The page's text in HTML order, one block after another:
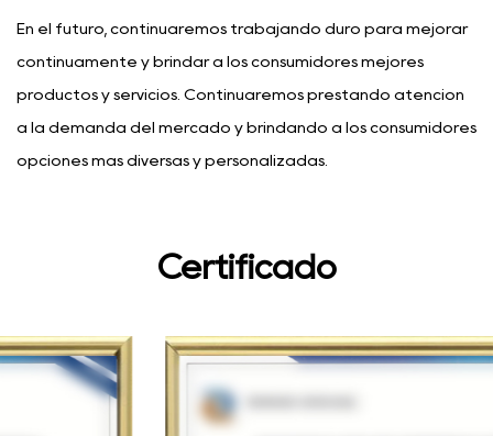
En el futuro, continuaremos trabajando duro para mejorar
continuamente y brindar a los consumidores mejores
productos y servicios. Continuaremos prestando atención
a la demanda del mercado y brindando a los consumidores
opciones más diversas y personalizadas.
Certificado